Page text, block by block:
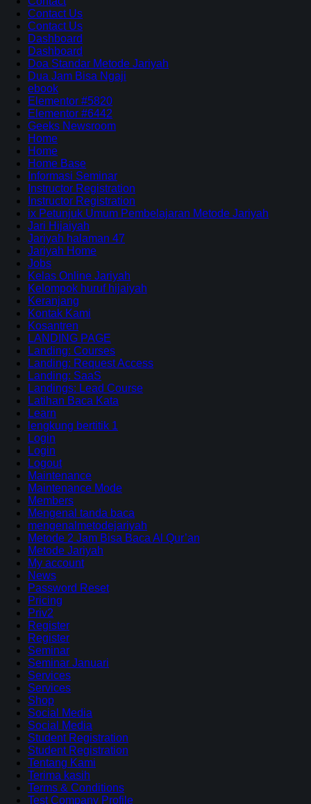
Contact Us
Contact Us
Dashboard
Dashboard
Doa Standar Metode Jariyah
Dua Jam Bisa Ngaji
ebook
Elementor #5820
Elementor #6442
Geeks Newsroom
Home
Home
Home Base
Informasi Seminar
Instructor Registration
Instructor Registration
ix Petunjuk Umum Pembelajaran Metode Jariyah
Jari Hijaiyah
Jariyah halaman 47
Jariyah Home
Jobs
Kelas Online Jariyah
Kelompok huruf hijaiyah
Keranjang
Kontak Kami
Kosantren
LANDING PAGE
Landing: Courses
Landing: Request Access
Landing: SaaS
Landings: Lead Course
Latihan Baca Kata
Learn
lengkung bertitik 1
Login
Login
Logout
Maintenance
Maintenance Mode
Members
Mengenal tanda baca
mengenalmetodejariyah
Metode 2 Jam Bisa Baca Al Qur’an
Metode Jariyah
My account
News
Password Reset
Pricing
Priv2
Register
Register
Seminar
Seminar Januari
Services
Services
Shop
Social Media
Social Media
Student Registration
Student Registration
Tentang Kami
Terima kasih
Terms & Conditions
Test Company Profile